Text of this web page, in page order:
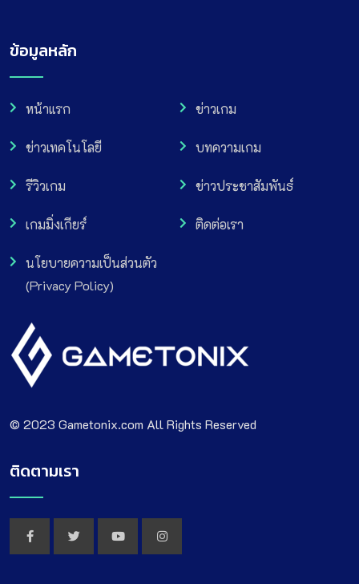
ข้อมูลหลัก
หน้าแรก ข่าวเกม
ข่าวเทคโนโลยี บทความเกม
รีวิวเกม ข่าวประชาสัมพันธ์
เกมมิ่งเกียร์ ติดต่อเรา
นโยบายความเป็นส่วนตัว
(Privacy Policy)
© 2023 Gametonix.com All Rights Reserved
ติดตามเรา